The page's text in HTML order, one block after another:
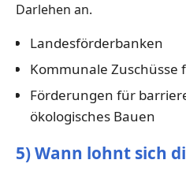
Darlehen an.
Landesförderbanken
Kommunale Zuschüsse
Förderungen für
ökologisches Bauen
5) Wann lohnt sich